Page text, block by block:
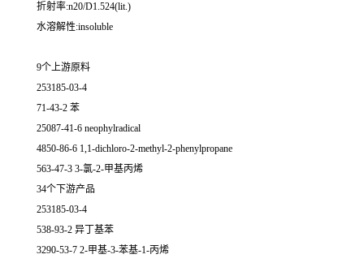
折射率:n20/D1.524(lit.)
水溶解性:insoluble
9个上游原料
253185-03-4
71-43-2 苯
25087-41-6 neophylradical
4850-86-6 1,1-dichloro-2-methyl-2-phenylpropane
563-47-3 3-氯-2-甲基丙烯
34个下游产品
253185-03-4
538-93-2 异丁基苯
3290-53-7 2-甲基-3-苯基-1-丙烯